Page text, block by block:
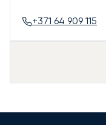
+371 64 909 115